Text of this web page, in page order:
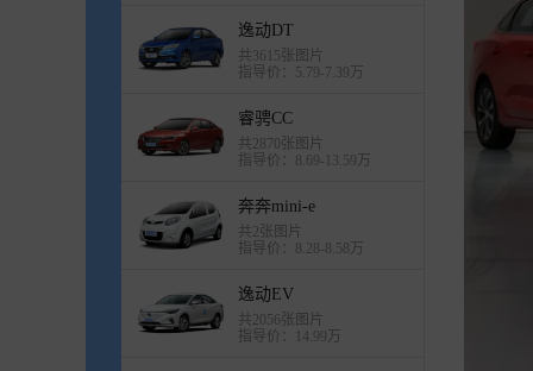
逸动DT
共3615张图片
指导价：5.79-7.39万
睿骋CC
共2870张图片
指导价：8.69-13.59万
奔奔mini-e
共2张图片
指导价：8.28-8.58万
逸动EV
共2056张图片
指导价：14.99万